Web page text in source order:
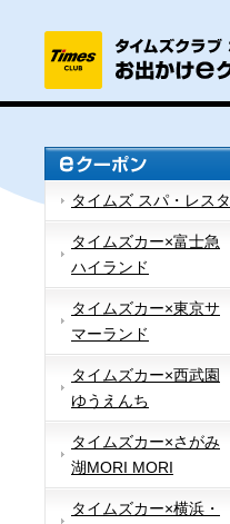
タイムズ スパ・レスタ
タイムズカー×富士急
ハイランド
タイムズカー×東京サ
マーランド
タイムズカー×西武園
ゆうえんち
タイムズカー×さがみ
湖MORI MORI
タイムズカー×横浜・